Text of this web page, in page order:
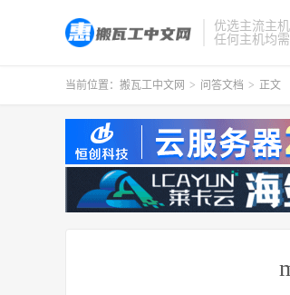
优选主流主
任何主机均
当前位置： 搬瓦工中文网 > 问答文档 > 正文